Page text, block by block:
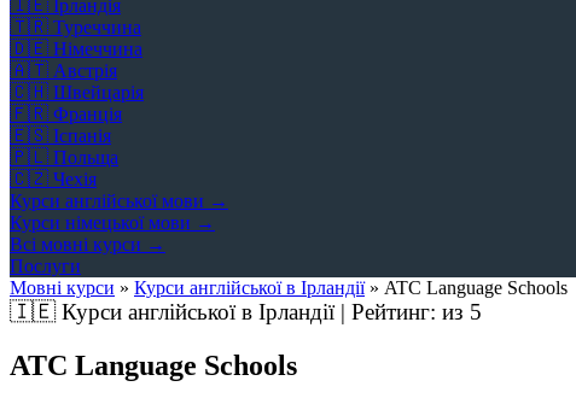
🇮🇪 Ірландія
🇹🇷 Туреччина
🇩🇪 Німеччина
🇦🇹 Австрія
🇨🇭 Швейцарія
🇫🇷 Франція
🇪🇸 Іспанія
🇵🇱 Польща
🇨🇿 Чехія
Курси англійської мови →
Курси німецької мови →
Всі мовні курси →
Послуги
Мовні курси » Курси англійської в Ірландії» ATC Language Schools
🇮🇪Курси англійської в Ірландії | Рейтинг: из 5
ATC Language Schools